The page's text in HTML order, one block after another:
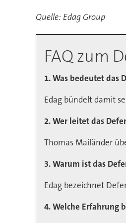
Quelle: Edag Group
FAQ zum
1. Was bedeutet das
Edag bündelt damit
2. Wer leitet das
Thomas Mailänder
3. Warum ist das
Edag bezeichnet
4. Welche Erfahrung